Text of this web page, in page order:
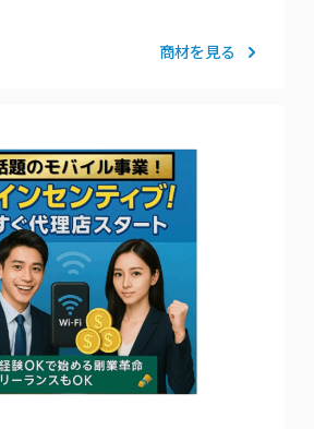
商材を見る